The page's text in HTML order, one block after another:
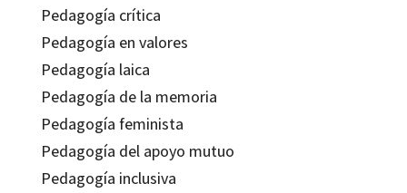
Pedagogía crítica
Pedagogía en valores
Pedagogía laica
Pedagogía de la memoria
Pedagogía feminista
Pedagogía del apoyo mutuo
Pedagogía inclusiva